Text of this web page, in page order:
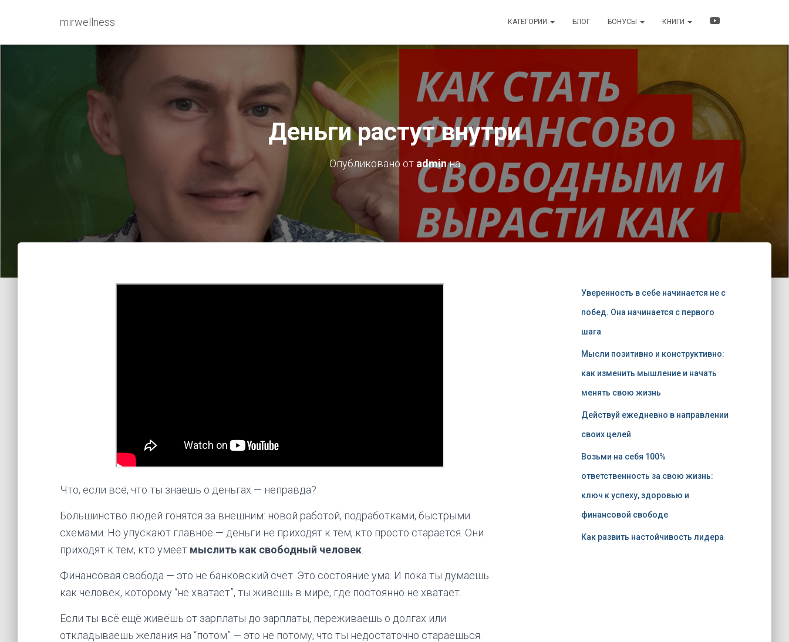
mirwellness КАТЕГОРИИ БЛОГ БОНУСЫ КНИГИ
Деньги растут внутри
Опубликовано от adminна
Что, если всё, что ты знаешь о деньгах — неправда?
Большинство людей гонятся за внешним: новой работой, подработками, быстрыми
схемами. Но упускают главное — деньги не приходят к тем, кто просто старается. Они
приходят к тем, кто умеет мыслить как свободный человек
Финансовая свобода — это не банковский счёт. Это состояние ума. И пока ты думаешь
как человек, которому “не хватает”, ты живёшь в мире, где постоянно не хватает.
Если ты всё ещё живёшь от зарплаты до зарплаты, переживаешь о долгах или
откладываешь желания на “потом” — это не потому, что ты недостаточно стараешься.
Уверенность в себе начинается не с
побед. Она начинается с первого
шага
Мысли позитивно и конструктивно:
как изменить мышление и начать
менять свою жизнь
Действуй ежедневно в направлении
своих целей
Возьми на себя 100%
ответственность за свою жизнь:
ключ к успеху, здоровью и
финансовой свободе
Как развить настойчивость лидера